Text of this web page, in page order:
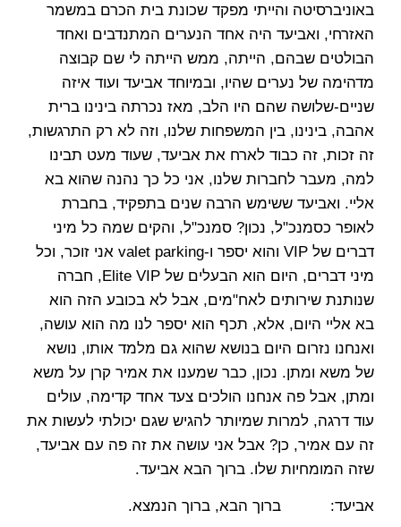
באוניברסיטה והייתי מפקד שכונת בית הכרם במשמר
האזרחי, ואביעד היה אחד הנערים המתנדבים ואחד
הבולטים שבהם, הייתה, ממש הייתה לי שם קבוצה
מדהימה של נערים שהיו, ובמיוחד אביעד ועוד איזה
שניים-שלושה שהם היו הלב, מאז נכרתה בינינו ברית
אהבה, בינינו, בין המשפחות שלנו, וזה לא רק התרגשות,
זה זכות, זה כבוד לארח את אביעד, שעוד מעט תבינו
למה, מעבר לחברות שלנו, אני כל כך נהנה שהוא בא
אליי. ואביעד ששימש הרבה שנים בתפקיד, בחברת
לאופר כסמנכ"ל, נכון? סמנכ"ל, והקים שמה כל מיני
דברים של VIP והוא יספר ו-valet parking אני זוכר, וכל
מיני דברים, היום הוא הבעלים של Elite VIP, חברה
שנותנת שירותים לאח"מים, אבל לא בכובע הזה הוא
בא אליי היום, אלא, תכף הוא יספר לנו מה הוא עושה,
ואנחנו נזרום היום בנושא שהוא גם מלמד אותו, נושא
של משא ומתן. נכון, כבר שמענו את אמיר קרן על משא
ומתן, אבל פה אנחנו הולכים צעד אחד קדימה, עולים
עוד דרגה, למרות שמיותר להגיש שגם יכולתי לעשות את
זה עם אמיר, כן? אבל אני עושה את זה פה עם אביעד,
שזה המומחיות שלו. ברוך הבא אביעד.
אביעד: ברוך הבא, ברוך הנמצא.